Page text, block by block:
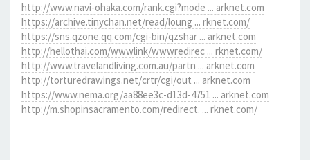
http://www.navi-ohaka.com/rank.cgi?mode ... arknet.com
https://archive.tinychan.net/read/loung ... rknet.com/
https://sns.qzone.qq.com/cgi-bin/qzshar ... arknet.com
http://hellothai.com/wwwlink/wwwredirec ... rknet.com/
http://www.travelandliving.com.au/partn ... arknet.com
http://torturedrawings.net/crtr/cgi/out ... arknet.com
https://www.nema.org/aa88ee3c-d13d-4751 ... arknet.com
http://m.shopinsacramento.com/redirect. ... rknet.com/